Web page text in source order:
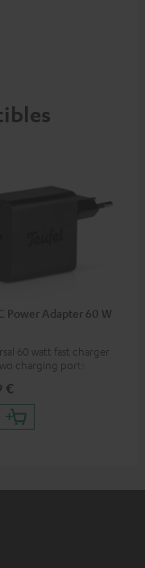
Power Adapter 60 W
60 watt fast charger
charging ports
headphones &
as well as laptops
devices with
60 watts of power and
€